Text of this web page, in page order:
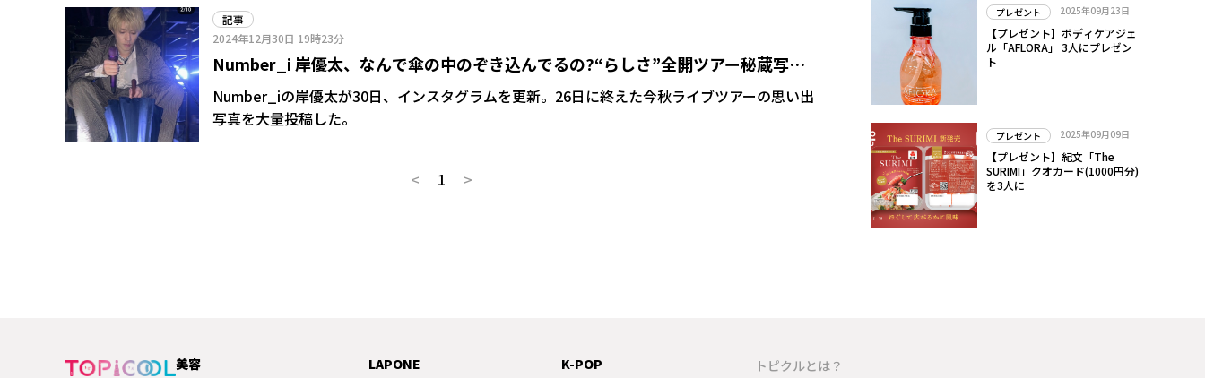
記事
2024年12月30日 19時23分
Number_i 岸優太、なんで傘の中のぞき込んでるの?“らしさ”全開ツアー秘蔵写真
投稿にファン「最高だったよ～」
Number_iの岸優太が30日、インスタグラムを更新。26日に終えた今秋ライブツアーの思い出
写真を大量投稿した。
< 1 >
プレゼント 2025年09月23日
【プレゼント】ボディケアジェ
ル「AFLORA」 3人にプレゼン
ト
プレゼント 2025年09月09日
【プレゼント】紀文「The
SURIMI」クオカード(1000円分)
を3人に
美容
LAPONE
K-POP
トピクルとは？